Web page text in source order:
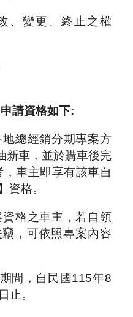
、變更、終止之權
請資格如下:
總經銷分期專案方
新車，並於購車後完
車主即享有該車自
資格。
格之車主，若自領
，可依照專案內容
間，自民國115年8
止。